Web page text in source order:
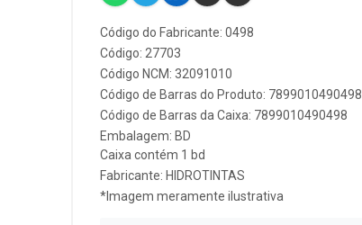
Código do Fabricante: 0498
Código: 27703
Código NCM: 32091010
Código de Barras do Produto: 7899010490498
Código de Barras da Caixa: 7899010490498
Embalagem: BD
Caixa contém 1 bd
Fabricante: HIDROTINTAS
*Imagem meramente ilustrativa